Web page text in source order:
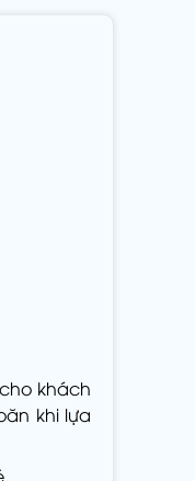
khách
khi lựa